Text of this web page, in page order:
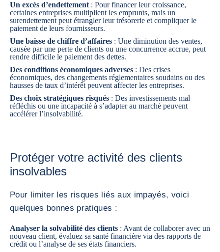
Un excès d’endettement : Pour financer leur croissance,
certaines entreprises multiplient les emprunts, mais un
surendettement peut étrangler leur trésorerie et compliquer le
paiement de leurs fournisseurs.
Une baisse de chiffre d’affaires : Une diminution des ventes,
causée par une perte de clients ou une concurrence accrue, peut
rendre difficile le paiement des dettes.
Des conditions économiques adverses : Des crises
économiques, des changements réglementaires soudains ou des
hausses de taux d’intérêt peuvent affecter les entreprises.
Des choix stratégiques risqués : Des investissements mal
réfléchis ou une incapacité à s’adapter au marché peuvent
accélérer l’insolvabilité.
Protéger votre activité des clients
insolvables
Pour limiter les risques liés aux impayés, voici
quelques bonnes pratiques :
Analyser la solvabilité des clients : Avant de collaborer avec un
nouveau client, évaluez sa santé financière via des rapports de
crédit ou l’analyse de ses états financiers.